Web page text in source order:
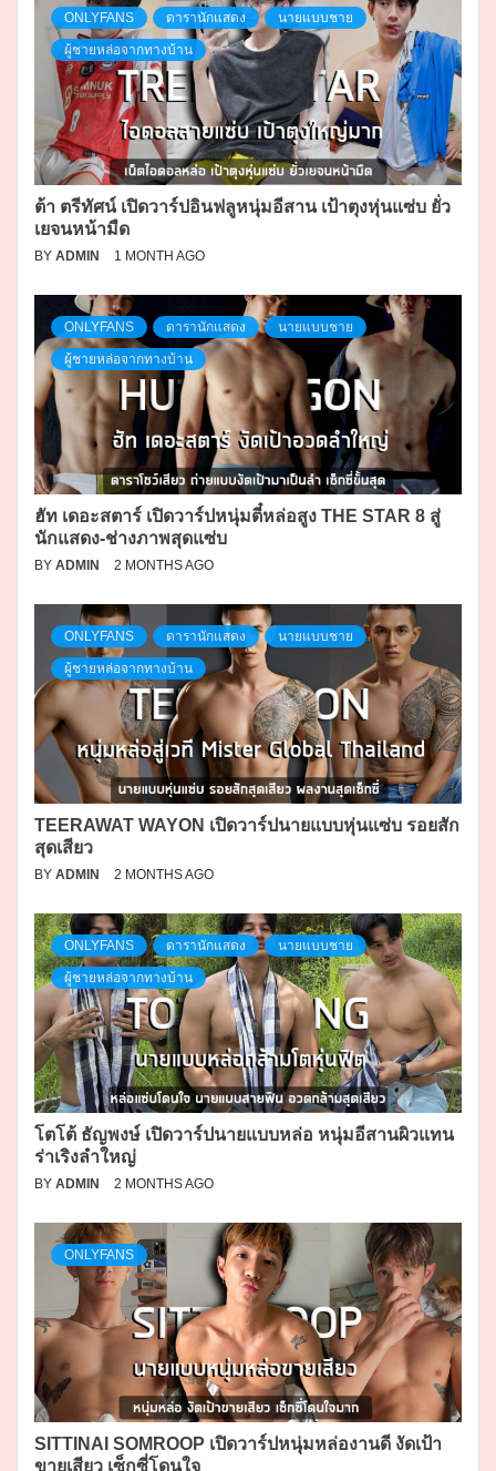
ONLYFANS ดารานักแสดง นายแบบชาย
ผู้ชายหล่อจากทางบ้าน
ต้า ตรีทัศน์ เปิดวาร์ปอินฟลูหนุ่มอีสาน เป้าตุงหุ่นแซ่บ ยั่ว
เยจนหน้ามืด
BY ADMIN 1 MONTH AGO
ONLYFANS ดารานักแสดง นายแบบชาย
ผู้ชายหล่อจากทางบ้าน
ฮัท เดอะสตาร์ เปิดวาร์ปหนุ่มตี๋หล่อสูง THE STAR 8 สู่
นักแสดง-ช่างภาพสุดแซ่บ
BY ADMIN 2 MONTHS AGO
ONLYFANS ดารานักแสดง นายแบบชาย
ผู้ชายหล่อจากทางบ้าน
TEERAWAT WAYON เปิดวาร์ปนายแบบหุ่นแซ่บ รอยสัก
สุดเสียว
BY ADMIN 2 MONTHS AGO
ONLYFANS ดารานักแสดง นายแบบชาย
ผู้ชายหล่อจากทางบ้าน
โตโต้ ธัญพงษ์ เปิดวาร์ปนายแบบหล่อ หนุ่มอีสานผิวแทน
ร่าเริงลำใหญ่
BY ADMIN 2 MONTHS AGO
ONLYFANS
SITTINAI SOMROOP เปิดวาร์ปหนุ่มหล่องานดี งัดเป้า
ขายเสียว เซ็กซี่โดนใจ